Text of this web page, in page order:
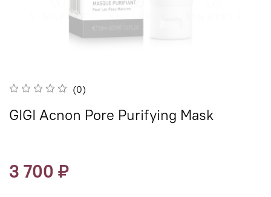
(0)
GIGI Acnon Pore Purifying Mask
3 700 ₽